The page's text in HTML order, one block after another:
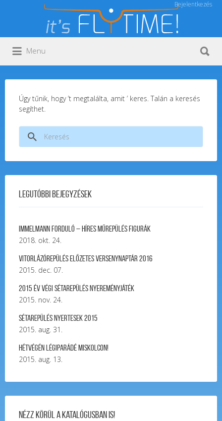
Bejelentkezés
Keresés:
Menu
Úgy tűnik, hogy ’t megtalálta, amit ’ keres. Talán a keresés
segíthet.
Keresés:
Legutóbbi bejegyzések
Immelmann forduló – Híres Műrepülés Figurák
2018. okt. 24.
Vitorlázórepülés ELŐZETES VERSENYNAPTÁR 2016
2015. dec. 07.
2015 év végi sétarepülés nyereményjáték
2015. nov. 24.
Sétarepülés nyertesek 2015
2015. aug. 31.
Hétvégén légiparádé Miskolcon!
2015. aug. 13.
Nézz körül a katalógusban is!